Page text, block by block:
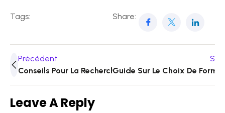
Tags: Share:
Précédent
Conseils Pour La Recherche De Stage Efficace
Guide Sur Le Choix De
Leave A Reply